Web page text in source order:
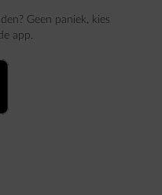
Geen paniek, kies
app.